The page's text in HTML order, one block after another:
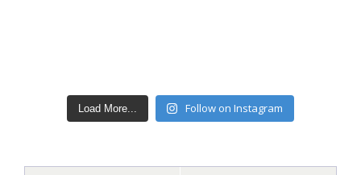
Load More... Follow on Instagram